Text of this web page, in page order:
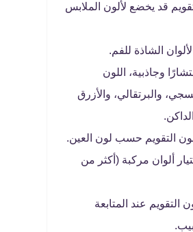
قد يخضع لألون الملابس
الشاذة للفم.
وجاذبية، اللون
والبرتقالي، والأزرق
التقويم حسب لون العين.
ألوان مركبة (أكثر من
التقويم عند المتابعة